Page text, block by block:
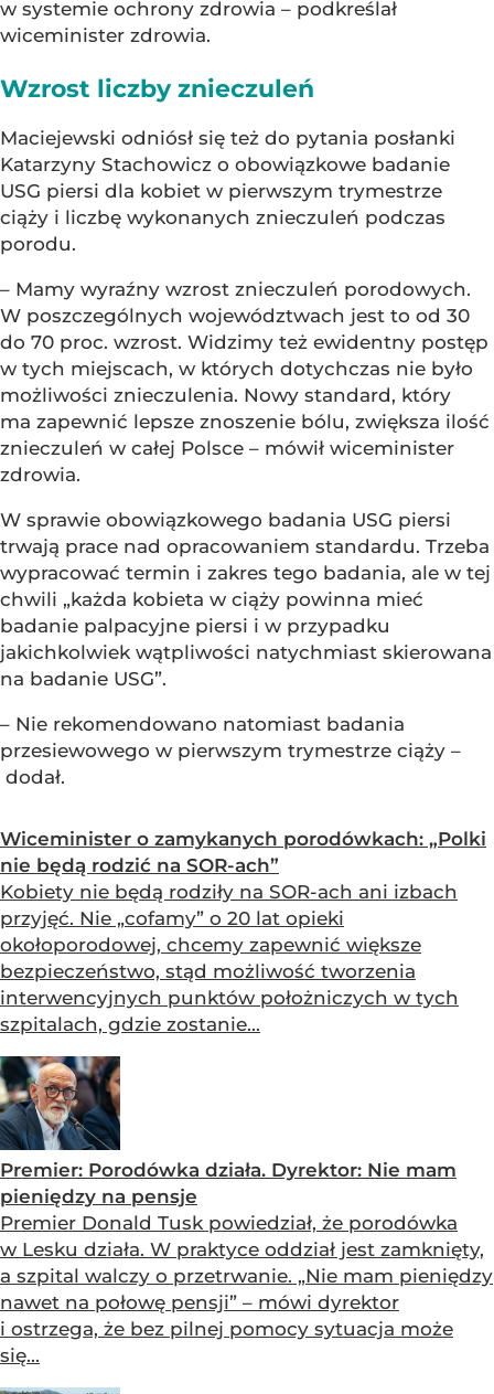
w systemie ochrony zdrowia – podkreślał
wiceminister zdrowia.
Wzrost liczby znieczuleń
Maciejewski odniósł się też do pytania posłanki
Katarzyny Stachowicz o obowiązkowe badanie
USG piersi dla kobiet w pierwszym trymestrze
ciąży i liczbę wykonanych znieczuleń podczas
porodu.
– Mamy wyraźny wzrost znieczuleń porodowych.
W poszczególnych województwach jest to od 30
do 70 proc. wzrost. Widzimy też ewidentny postęp
w tych miejscach, w których dotychczas nie było
możliwości znieczulenia. Nowy standard, który
ma zapewnić lepsze znoszenie bólu, zwiększa ilość
znieczuleń w całej Polsce – mówił wiceminister
zdrowia.
W sprawie obowiązkowego badania USG piersi
trwają prace nad opracowaniem standardu. Trzeba
wypracować termin i zakres tego badania, ale w tej
chwili „każda kobieta w ciąży powinna mieć
badanie palpacyjne piersi i w przypadku
jakichkolwiek wątpliwości natychmiast skierowana
na badanie USG”.
– Nie rekomendowano natomiast badania
przesiewowego w pierwszym trymestrze ciąży –
dodał.
Wiceminister o zamykanych porodówkach: „Polki
nie będą rodzić na SOR-ach”
Kobiety nie będą rodziły na SOR-ach ani izbach
przyjęć. Nie „cofamy” o 20 lat opieki
okołoporodowej, chcemy zapewnić większe
bezpieczeństwo, stąd możliwość tworzenia
interwencyjnych punktów położniczych w tych
szpitalach, gdzie zostanie...
Premier: Porodówka działa. Dyrektor: Nie mam
pieniędzy na pensje
Premier Donald Tusk powiedział, że porodówka
w Lesku działa. W praktyce oddział jest zamknięty,
a szpital walczy o przetrwanie. „Nie mam pieniędzy
nawet na połowę pensji” – mówi dyrektor
i ostrzega, że bez pilnej pomocy sytuacja może
się...